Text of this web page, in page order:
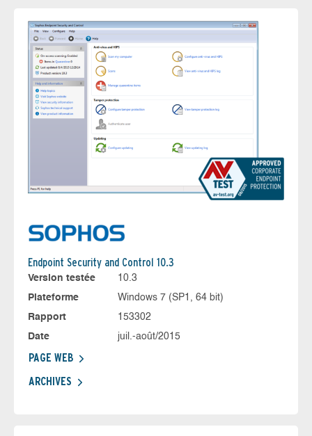
Endpoint Security and Control 10.3
Version testée
10.3
Plateforme
Windows 7 (SP1, 64 bit)
Rapport
153302
Date
juil.-août/2015
PAGE WEB
ARCHIVES